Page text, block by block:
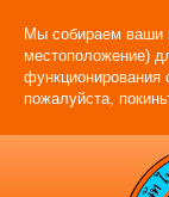
Мы собираем ваши
местоположение)
функционирования
пожалуйста,